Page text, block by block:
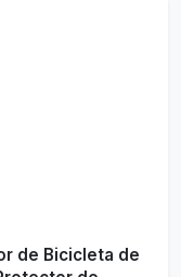
de Bicicleta de